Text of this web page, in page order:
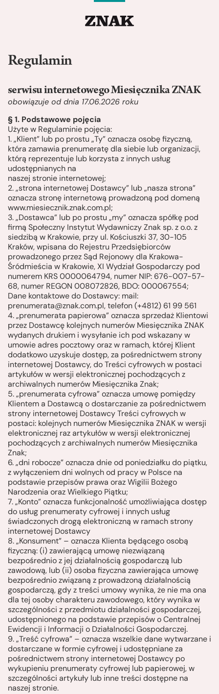
Regulamin
serwisu internetowego Miesięcznika ZNAK
obowiązuje od dnia 17.06.2026 roku
§ 1. Podstawowe pojęcia
Użyte w Regulaminie pojęcia:
1. „Klient” lub po prostu „Ty” oznacza osobę fizyczną,
która zamawia prenumeratę dla siebie lub organizacji,
którą reprezentuje lub korzysta z innych usług
udostępnianych na
naszej stronie internetowej;
2. „strona internetowej Dostawcy” lub „nasza strona”
oznacza stronę internetową prowadzoną pod domeną
www.miesiecznik.znak.com.pl;
3. „Dostawca” lub po prostu „my” oznacza spółkę pod
firmą Społeczny Instytut Wydawniczy Znak sp. z o.o. z
siedzibą w Krakowie, przy ul. Kościuszki 37, 30-105
Kraków, wpisana do Rejestru Przedsiębiorców
prowadzonego przez Sąd Rejonowy dla Krakowa-
Śródmieścia w Krakowie, XI Wydział Gospodarczy pod
numerem KRS 0000064794, numer NIP: 676-007-57-
68, numer REGON 008072826, BDO: 000067554;
Dane kontaktowe do Dostawcy: mail:
prenumerata@znak.com.pl, telefon (+4812) 61 99 561
4. „prenumerata papierowa” oznacza sprzedaż Klientowi
przez Dostawcę kolejnych numerów Miesięcznika ZNAK
wydanych drukiem i wysyłanie ich pod wskazany w
umowie adres pocztowy oraz w ramach, której Klient
dodatkowo uzyskuje dostęp, za pośrednictwem strony
internetowej Dostawcy, do Treści cyfrowych w postaci
artykułów w wersji elektronicznej pochodzących z
archiwalnych numerów Miesięcznika Znak;
5. „prenumerata cyfrowa” oznacza umowę pomiędzy
Klientem a Dostawcą o dostarczanie za pośrednictwem
strony internetowej Dostawcy Treści cyfrowych w
postaci: kolejnych numerów Miesięcznika ZNAK w wersji
elektronicznej raz artykułów w wersji elektronicznej
pochodzących z archiwalnych numerów Miesięcznika
Znak;
6. „dni robocze” oznacza dnie od poniedziałku do piątku,
z wyłączeniem dni wolnych od pracy w Polsce na
podstawie przepisów prawa oraz Wigilii Bożego
Narodzenia oraz Wielkiego Piątku;
7. „Konto” oznacza funkcjonalność umożliwiająca dostęp
do usług prenumeraty cyfrowej i innych usług
świadczonych drogą elektroniczną w ramach strony
internetowej Dostawcy
8. „Konsument” – oznacza Klienta będącego osobą
fizyczną: (i) zawierającą umowę niezwiązaną
bezpośrednio z jej działalnością gospodarczą lub
zawodową, lub (ii) osoba fizyczna zawierająca umowę
bezpośrednio związaną z prowadzoną działalnością
gospodarczą, gdy z treści umowy wynika, że nie ma ona
dla tej osoby charakteru zawodowego, który wynika w
szczególności z przedmiotu działalności gospodarczej,
udostępnionego na podstawie przepisów o Centralnej
Ewidencji i Informacji o Działalności Gospodarczej.
9. „Treść cyfrowa” – oznacza wszelkie dane wytwarzane i
dostarczane w formie cyfrowej i udostępniane za
pośrednictwem strony internetowej Dostawcy po
wykupieniu prenumeraty cyfrowej lub papierowej, w
szczególności artykuły lub inne treści dostępne na
naszej stronie.